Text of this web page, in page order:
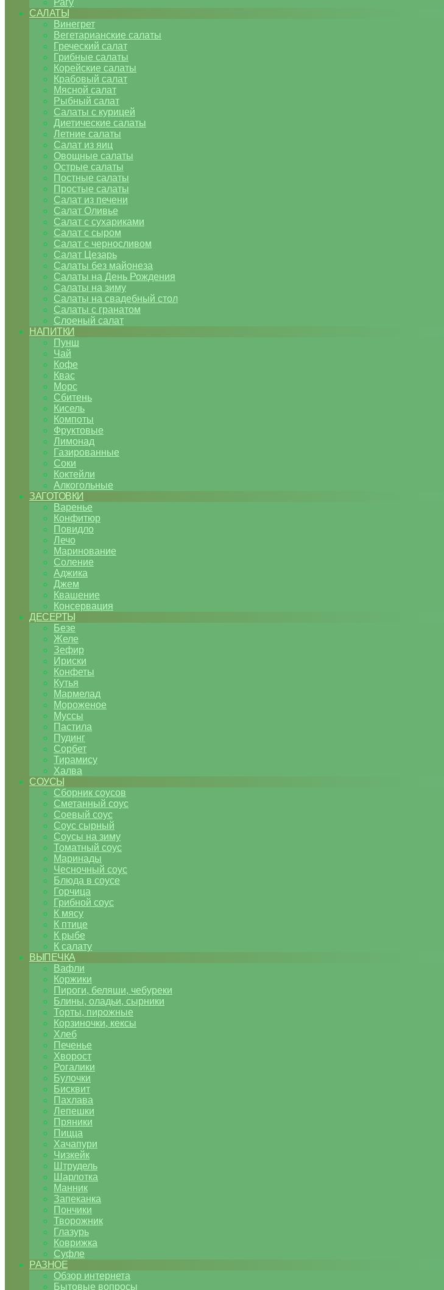
Рагу
САЛАТЫ
Винегрет
Вегетарианские салаты
Греческий салат
Грибные салаты
Корейские салаты
Крабовый салат
Мясной салат
Рыбный салат
Салаты с курицей
Диетические салаты
Летние салаты
Салат из яиц
Овощные салаты
Острые салаты
Постные салаты
Простые салаты
Салат из печени
Салат Оливье
Салат с сухариками
Салат с сыром
Салат с черносливом
Салат Цезарь
Салаты без майонеза
Салаты на День Рождения
Салаты на зиму
Салаты на свадебный стол
Салаты с гранатом
Слоеный салат
НАПИТКИ
Пунш
Чай
Кофе
Квас
Морс
Сбитень
Кисель
Компоты
Фруктовые
Лимонад
Газированные
Соки
Коктейли
Алкогольные
ЗАГОТОВКИ
Варенье
Конфитюр
Повидло
Лечо
Маринование
Соление
Аджика
Джем
Квашение
Консервация
ДЕСЕРТЫ
Безе
Желе
Зефир
Ириски
Конфеты
Кутья
Мармелад
Мороженое
Муссы
Пастила
Пудинг
Сорбет
Тирамису
Халва
СОУСЫ
Сборник соусов
Сметанный соус
Соевый соус
Соус сырный
Соусы на зиму
Томатный соус
Маринады
Чесночный соус
Блюда в соусе
Горчица
Грибной соус
К мясу
К птице
К рыбе
К салату
ВЫПЕЧКА
Вафли
Коржики
Пироги, беляши, чебуреки
Блины, оладьи, сырники
Торты, пирожные
Корзиночки, кексы
Хлеб
Печенье
Хворост
Рогалики
Булочки
Бисквит
Пахлава
Лепешки
Пряники
Пицца
Хачапури
Чизкейк
Штрудель
Шарлотка
Манник
Запеканка
Пончики
Творожник
Глазурь
Коврижка
Суфле
РАЗНОЕ
Обзор интернета
Бытовые вопросы